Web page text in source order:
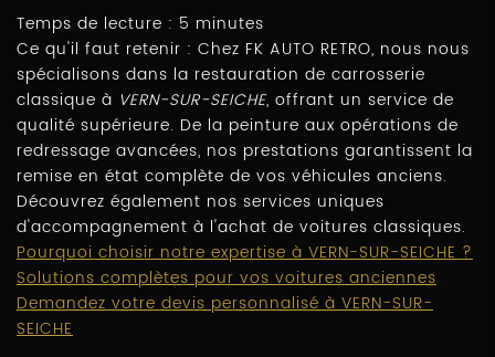
Temps de lecture : 5 minutes
Ce qu'il faut retenir : Chez FK AUTO RETRO, nous nous
spécialisons dans la restauration de carrosserie
classique à VERN-SUR-SEICHE, offrant un service de
qualité supérieure. De la peinture aux opérations de
redressage avancées, nos prestations garantissent la
remise en état complète de vos véhicules anciens.
Découvrez également nos services uniques
d'accompagnement à l'achat de voitures classiques.
Pourquoi choisir notre expertise à VERN-SUR-SEICHE ?
Solutions complètes pour vos voitures anciennes
Demandez votre devis personnalisé à VERN-SUR-
SEICHE